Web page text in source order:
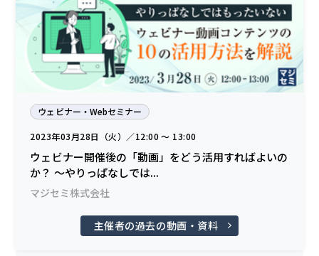
ウェビナー・Webセミナー
2023年03月28日（火）／12:00 〜 13:00
ウェビナー開催後の「動画」をどう活用すればよいの
か？ ～やりっぱなしでは...
マジセミ株式会社
主催者の過去の動画・資料